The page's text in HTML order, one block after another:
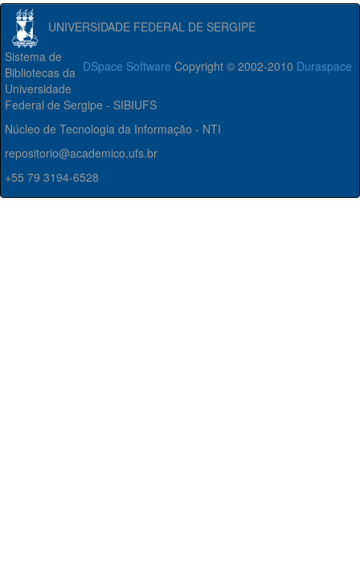
UNIVERSIDADE FEDERAL DE SERGIPE
DSpace Software Copyright © 2002-2010 Duraspace
Sistema de
Bibliotecas da
Universidade
Federal de Sergipe - SIBIUFS
Núcleo de Tecnologia da Informação - NTI
repositorio@academico.ufs.br
+55 79 3194-6528